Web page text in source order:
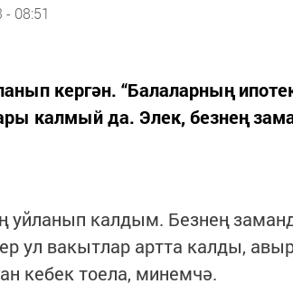
08:51
кергән. “Балаларның
калмый да. Элек, безнең
уйланып калдым. Безнең
ул вакытлар артта калды,
кебек тоела, минемчә.